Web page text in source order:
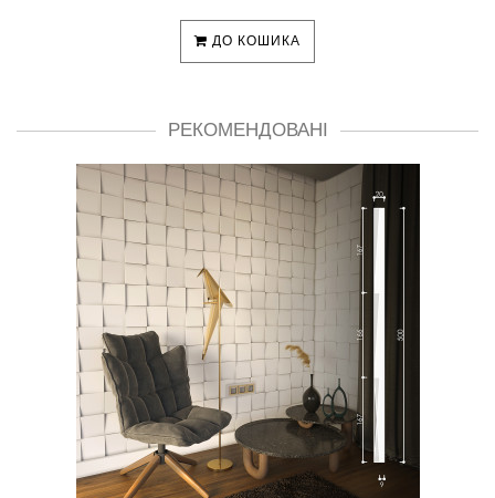
ДО КОШИКА
РЕКОМЕНДОВАНІ